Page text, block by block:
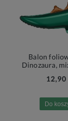
Balon
Dinozaura,
12,90
Do